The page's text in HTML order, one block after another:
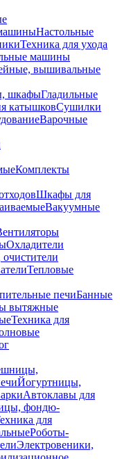
Настольные
Техника для ухода
машины
вышивальные
шкафыГладильные
катышковСушилки
Варочные
Комплекты
Шкафы для
Вакуумные
Охладители
Тепловые
печиБанные
вытяжные
Техника для
Йогуртницы,
Автоклавы для
фондю-
для
Роботы-
Электровеники,